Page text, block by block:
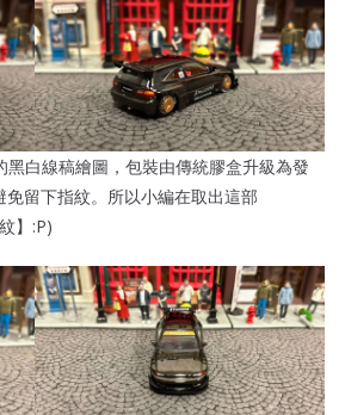
黑白線稿繪圖，包裝由傳統膠盒升級為發
留下指紋。所以小編在取出這部
】:P)